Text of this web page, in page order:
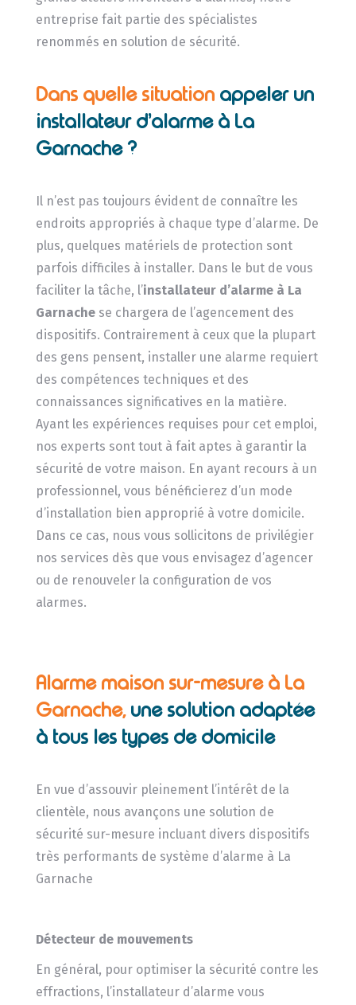
entreprise fait partie des spécialistes
renommés en solution de sécurité.
Dans quelle situation appeler un
installateur d’alarme à La
Garnache ?
Il n’est pas toujours évident de connaître les
endroits appropriés à chaque type d’alarme. De
plus, quelques matériels de protection sont
parfois difficiles à installer. Dans le but de vous
faciliter la tâche, l’installateur d’alarme à La
Garnachese chargera de l’agencement des
dispositifs. Contrairement à ceux que la plupart
des gens pensent, installer une alarme requiert
des compétences techniques et des
connaissances significatives en la matière.
Ayant les expériences requises pour cet emploi,
nos experts sont tout à fait aptes à garantir la
sécurité de votre maison. En ayant recours à un
professionnel, vous bénéficierez d’un mode
d’installation bien approprié à votre domicile.
Dans ce cas, nous vous sollicitons de privilégier
nos services dès que vous envisagez d’agencer
ou de renouveler la configuration de vos
alarmes.
Alarme maison sur-mesure à La
Garnache, une solution adaptée
à tous les types de domicile
En vue d’assouvir pleinement l’intérêt de la
clientèle, nous avançons une solution de
sécurité sur-mesure incluant divers dispositifs
très performants de système d’alarme à La
Garnache
Détecteur de mouvements
En général, pour optimiser la sécurité contre les
effractions, l’installateur d’alarme vous